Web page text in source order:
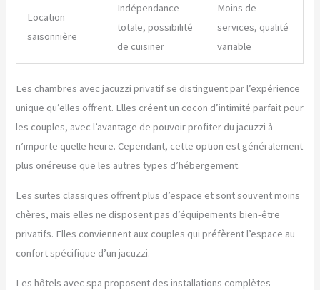
Location
saisonnière
Indépendance
totale, possibilité
de cuisiner
Moins de
services, qualité
variable
Les chambres avec jacuzzi privatif se distinguent par l’expérience
unique qu’elles offrent. Elles créent un cocon d’intimité parfait pour
les couples, avec l’avantage de pouvoir profiter du jacuzzi à
n’importe quelle heure. Cependant, cette option est généralement
plus onéreuse que les autres types d’hébergement.
Les suites classiques offrent plus d’espace et sont souvent moins
chères, mais elles ne disposent pas d’équipements bien-être
privatifs. Elles conviennent aux couples qui préfèrent l’espace au
confort spécifique d’un jacuzzi.
Les hôtels avec spa proposent des installations complètes